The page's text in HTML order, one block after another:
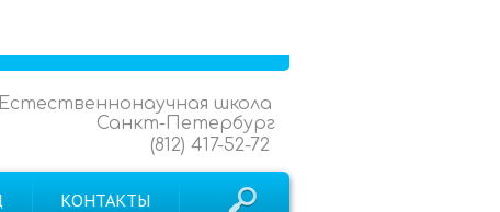
Естественнонаучная школа
Санкт-Петербург
(812) 417-52-72
КОНТАКТЫ